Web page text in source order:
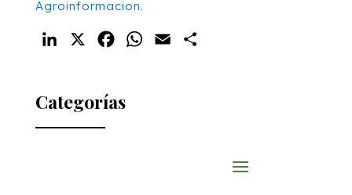
Agroinformacion.
LinkedIn FacebookWhatsApp
Email
Categorías